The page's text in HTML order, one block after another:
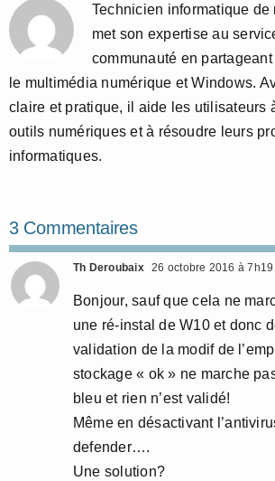
Technicien informatique de
met son expertise au
communauté en
le multimédia numérique et Windows.
claire et pratique, il aide les utilisateurs
outils numériques et à résoudre leurs
informatiques.
3 Commentaires
Th Deroubaix 26 octobre 2016 à 7h19
Bonjour, sauf que cela ne
une ré-instal de W10 et donc
validation de la modif de
stockage « ok » ne marche
bleu et rien n’est validé!
Même en désactivant
defender….
Une solution?